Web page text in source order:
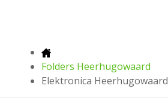
Folders Heerhugowaard
Elektronica Heerhugowaard